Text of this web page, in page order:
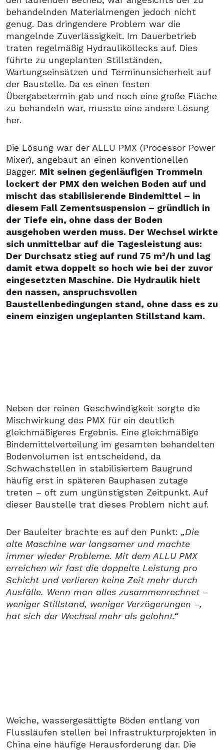
behandelnden Materialmengen jedoch nicht
genug. Das dringendere Problem war die
mangelnde Zuverlässigkeit. Im Dauerbetrieb
traten regelmäßig Hydrauliköllecks auf. Dies
führte zu ungeplanten Stillständen,
Wartungseinsätzen und Terminunsicherheit auf
der Baustelle. Da es einen festen
Übergabetermin gab und noch eine große Fläche
zu behandeln war, musste eine andere Lösung
her.
Die Lösung war der ALLU PMX (Processor Power
Mixer), angebaut an einen konventionellen
Bagger. Mit seinen gegenläufigen Trommeln
lockert der PMX den weichen Boden auf und
mischt das stabilisierende Bindemittel – in
diesem Fall Zementsuspension – gründlich in
der Tiefe ein, ohne dass der Boden
ausgehoben werden muss. Der Wechsel wirkte
sich unmittelbar auf die Tagesleistung aus:
Der Durchsatz stieg auf rund 75 m³/h und lag
damit etwa doppelt so hoch wie bei der zuvor
eingesetzten Maschine. Die Hydraulik hielt
den nassen, anspruchsvollen
Baustellenbedingungen stand, ohne dass es zu
einem einzigen ungeplanten Stillstand kam.
Neben der reinen Geschwindigkeit sorgte die
Mischwirkung des PMX für ein deutlich
gleichmäßigeres Ergebnis. Eine gleichmäßige
Bindemittelverteilung im gesamten behandelten
Bodenvolumen ist entscheidend, da
Schwachstellen in stabilisiertem Baugrund
häufig erst in späteren Bauphasen zutage
treten – oft zum ungünstigsten Zeitpunkt. Auf
dieser Baustelle trat dieses Problem nicht auf.
Der Bauleiter brachte es auf den Punkt: „Die
alte Maschine war langsamer und machte
immer wieder Probleme. Mit dem ALLU PMX
erreichen wir fast die doppelte Leistung pro
Schicht und verlieren keine Zeit mehr durch
Ausfälle. Wenn man alles zusammenrechnet –
weniger Stillstand, weniger Verzögerungen –,
hat sich der Wechsel mehr als gelohnt.“
Weiche, wassergesättigte Böden entlang von
Flussläufen stellen bei Infrastrukturprojekten in
China eine häufige Herausforderung dar. Die